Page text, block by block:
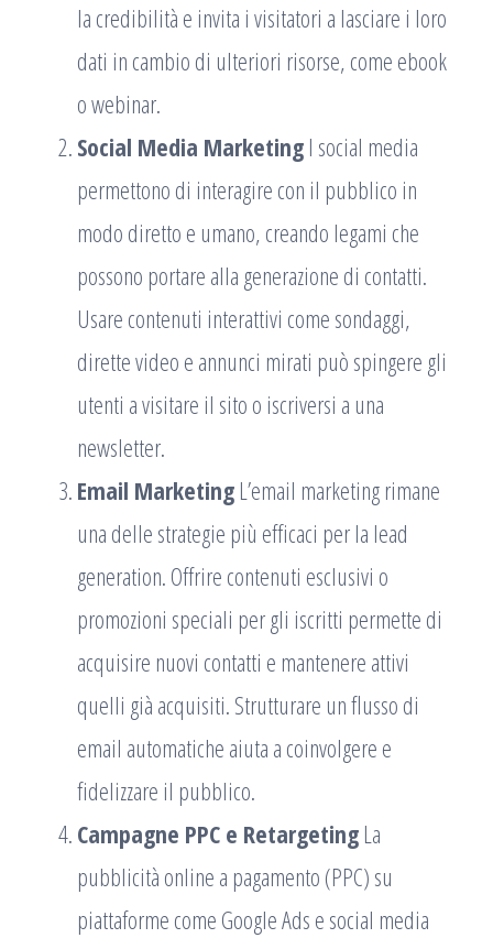
la credibilità e invita i visitatori a lasciare i loro
dati in cambio di ulteriori risorse, come ebook
o webinar.
Social Media Marketing I social media
permettono di interagire con il pubblico in
modo diretto e umano, creando legami che
possono portare alla generazione di contatti.
Usare contenuti interattivi come sondaggi,
dirette video e annunci mirati può spingere gli
utenti a visitare il sito o iscriversi a una
newsletter.
Email Marketing L’email marketing rimane
una delle strategie più efficaci per la lead
generation. Offrire contenuti esclusivi o
promozioni speciali per gli iscritti permette di
acquisire nuovi contatti e mantenere attivi
quelli già acquisiti. Strutturare un flusso di
email automatiche aiuta a coinvolgere e
fidelizzare il pubblico.
Campagne PPC e Retargeting La
pubblicità online a pagamento (PPC) su
piattaforme come Google Ads e social media